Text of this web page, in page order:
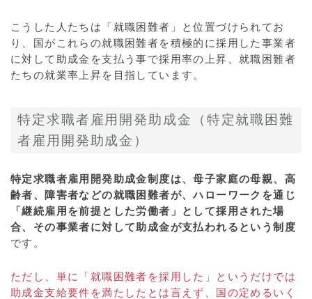
こうした人たちは「就職困難者」と位置づけられてお
り、国がこれらの就職困難者を積極的に採用した事業者
に対して助成金を支払う事で採用率の上昇、就職困難者
たちの就業率上昇を目指しています。
特定求職者雇用開発助成金（特定就職困難
者雇用開発助成金）
特定求職者雇用開発助成金制度は、母子家庭の母親、高
齢者、障害者などの就職困難者が、ハローワークを通じ
「継続雇用を前提とした労働者」として採用された場
合、その事業者に対して助成金が支払われるという制度
です。
ただし、単に「就職困難者を採用した」というだけでは
助成金支給要件を満たしたとは言えず、国の定めるいく